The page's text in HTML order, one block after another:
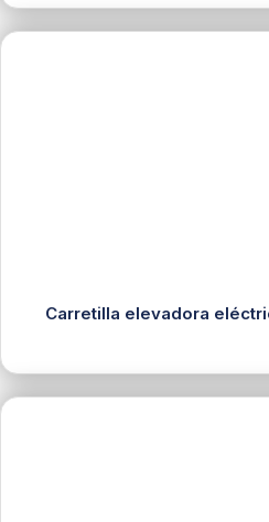
Carretilla elevadora